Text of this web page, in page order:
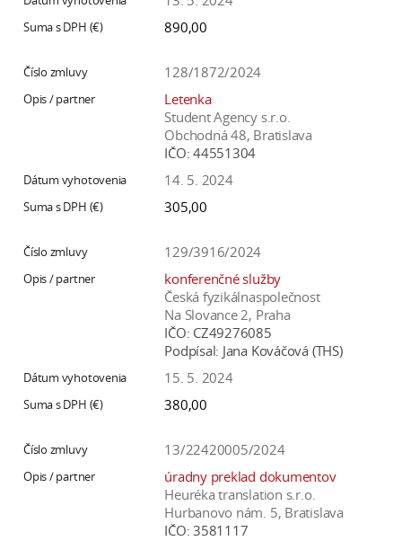
890,00
128/1872/2024
Letenka
Student Agency s.r.o.
Obchodná 48, Bratislava
IČO: 44551304
14. 5. 2024
305,00
129/3916/2024
konferenčné služby
Česká fyzikálnaspolečnost
Na Slovance 2, Praha
IČO: CZ49276085
Podpísal: Jana Kováčová (THS)
15. 5. 2024
380,00
13/22420005/2024
úradny preklad dokumentov
Heuréka translation s.r.o.
Hurbanovo nám. 5, Bratislava
IČO: 3581117